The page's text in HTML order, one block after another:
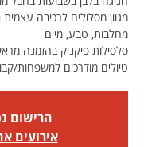
מגוון מסלולים לרכיבה עצמית
טיולים מודרכים למשפחות/
הרישום
אירועים